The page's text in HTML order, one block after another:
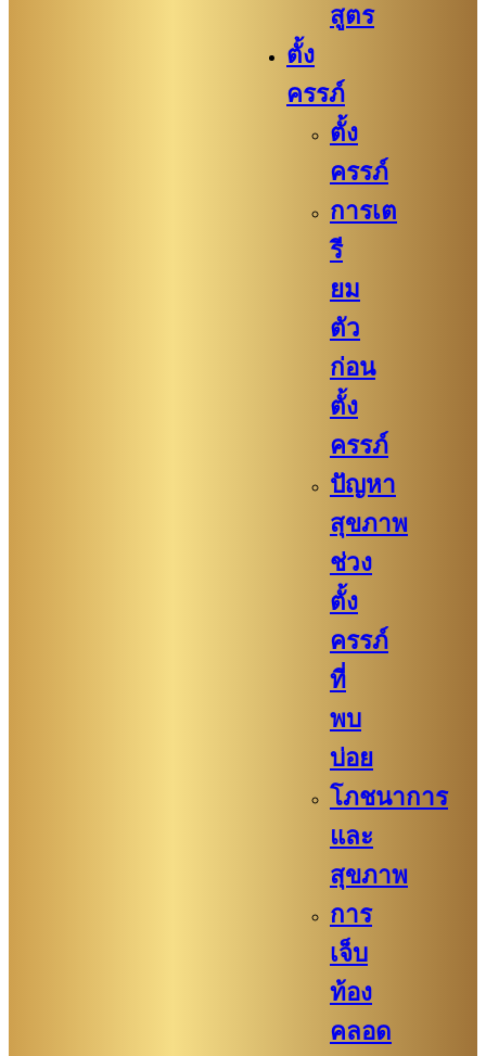
สูตร
ตั้ง
ครรภ์
ตั้ง
ครรภ์
การเต
รี
ยม
ตัว
ก่อน
ตั้ง
ครรภ์​
ปัญหา
สุขภาพ
ช่วง
ตั้ง
ครรภ์
ที่
พบ
บ่อย
โภชนาการ
และ
สุขภาพ
การ
เจ็บ
ท้อง
คลอด